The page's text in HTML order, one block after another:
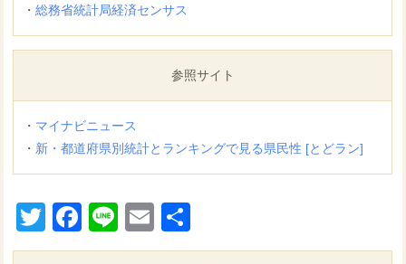
・総務省統計局経済センサス
参照サイト
・ マイナビニュース
・ 新・都道府県別統計とランキングで見る県民性 [とどラン]
TwitterFacebook
LineEmail
有